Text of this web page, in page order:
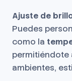
Ajuste de
Puedes
como la
permitiéndote
ambientes,